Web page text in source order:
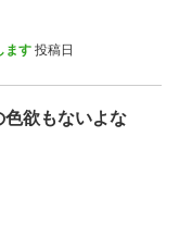
ます 投稿日
色欲もないよな